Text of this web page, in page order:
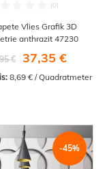
Vlies Grafik 3D
anthrazit 47230
€
37,35 €
8,69 € / Quadratmeter
-45%